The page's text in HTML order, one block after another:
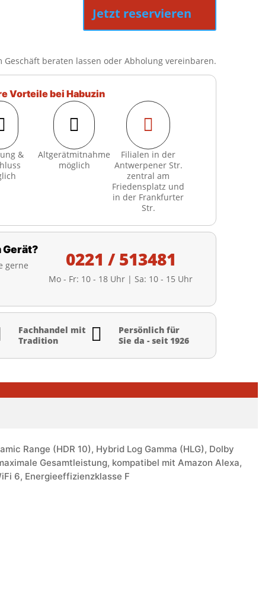
Jetzt reservieren
Geschäft beraten lassen oder Abholung vereinbaren.
Vorteile bei Habuzin
&

Altgerätmitnahme
möglich

Filialen in der
Antwerpener Str.
zentral am
Friedensplatz und
in der Frankfurter
Str.
Gerät?
gerne
0221 / 513481
Mo - Fr: 10 - 18 Uhr | Sa: 10 - 15 Uhr
Fachhandel mit
Tradition

Persönlich für
Sie da - seit 1926
Range (HDR 10), Hybrid Log Gamma (HLG), Dolby
Gesamtleistung, kompatibel mit Amazon Alexa,
6, Energieeffizienzklasse F